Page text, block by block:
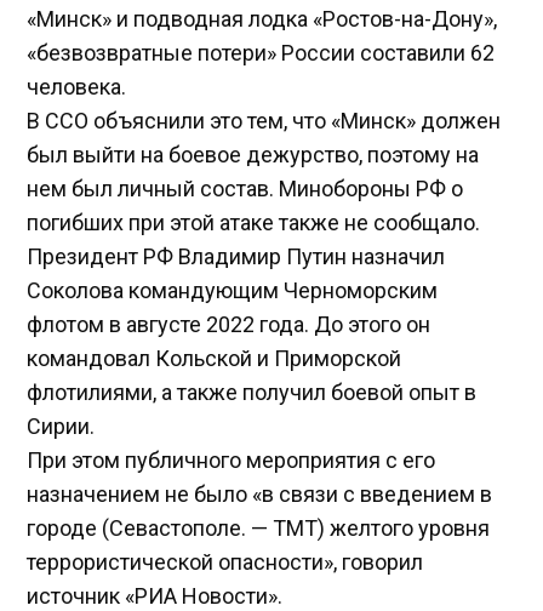
«Минск» и подводная лодка «Ростов-на-Дону»,
«безвозвратные потери» России составили 62
человека.
В ССО объяснили это тем, что «Минск» должен
был выйти на боевое дежурство, поэтому на
нем был личный состав. Минобороны РФ о
погибших при этой атаке также не сообщало.
Президент РФ Владимир Путин назначил
Соколова командующим Черноморским
флотом в августе 2022 года. До этого он
командовал Кольской и Приморской
флотилиями, а также получил боевой опыт в
Сирии.
При этом публичного мероприятия с его
назначением не было «в связи с введением в
городе (Севастополе. — ТМТ) желтого уровня
террористической опасности», говорил
источник «РИА Новости».